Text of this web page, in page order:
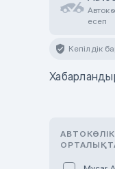
есеп
Кепілдік
АВТОКӨЛІК